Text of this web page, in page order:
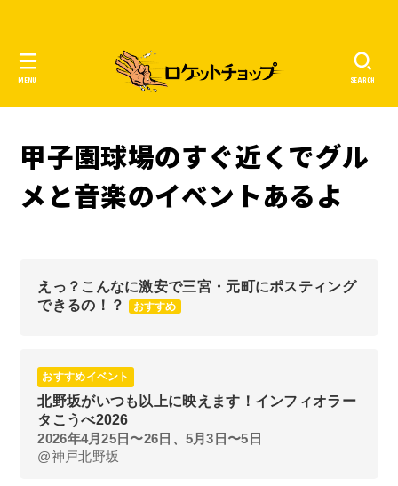
SEARCH
MENU
甲子園球場のすぐ近くでグル
メと音楽のイベントあるよ
えっ？こんなに激安で三宮・元町にポスティング
できるの！？
おすすめ
2026年4月25日〜26日、5月3日〜5日
@神戸北野坂
北野坂がいつも以上に映えます！インフィオラー
タこうべ2026
おすすめイベント